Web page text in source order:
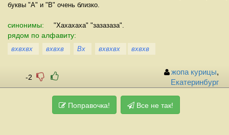
буквы "А" и "В" очень близко.
синонимы: "Хахахаха" "зазазаза".
рядом по алфавиту:
вхвхвх вхвхв Вх вхвхвх вхвхв
-2
жопа курицы,
Екатеринбург
Поправочка! Все не так!